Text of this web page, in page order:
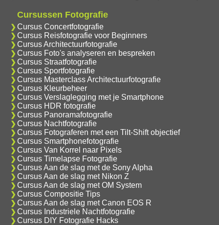
Cursussen Fotografie
Cursus Concertfotografie
Cursus Reisfotografie voor Beginners
Cursus Architectuurfotografie
Cursus Foto's analyseren en bespreken
Cursus Straatfotografie
Cursus Sportfotografie
Cursus Masterclass Architectuurfotografie
Cursus Kleurbeheer
Cursus Verslaglegging met je Smartphone
Cursus HDR fotografie
Cursus Panoramafotografie
Cursus Nachtfotografie
Cursus Fotograferen met een Tilt-Shift objectief
Cursus Smartphonefotografie
Cursus Van Korrel naar Pixels
Cursus Timelapse Fotografie
Cursus Aan de slag met de Sony Alpha
Cursus Aan de slag met Nikon Z
Cursus Aan de slag met OM System
Cursus Compositie Tips
Cursus Aan de slag met Canon EOS R
Cursus Industriele Nachtfotografie
Cursus DIY Fotografie Hacks